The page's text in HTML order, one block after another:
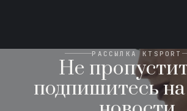
РАССЫЛКА KTSPORT
Не
подпишитесь